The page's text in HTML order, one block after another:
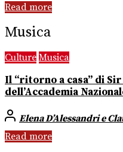
Read more
Musica
Culture Musica
Il “ritorno a casa” di
dell’Accademia
Elena D’Alessandri e
Read more